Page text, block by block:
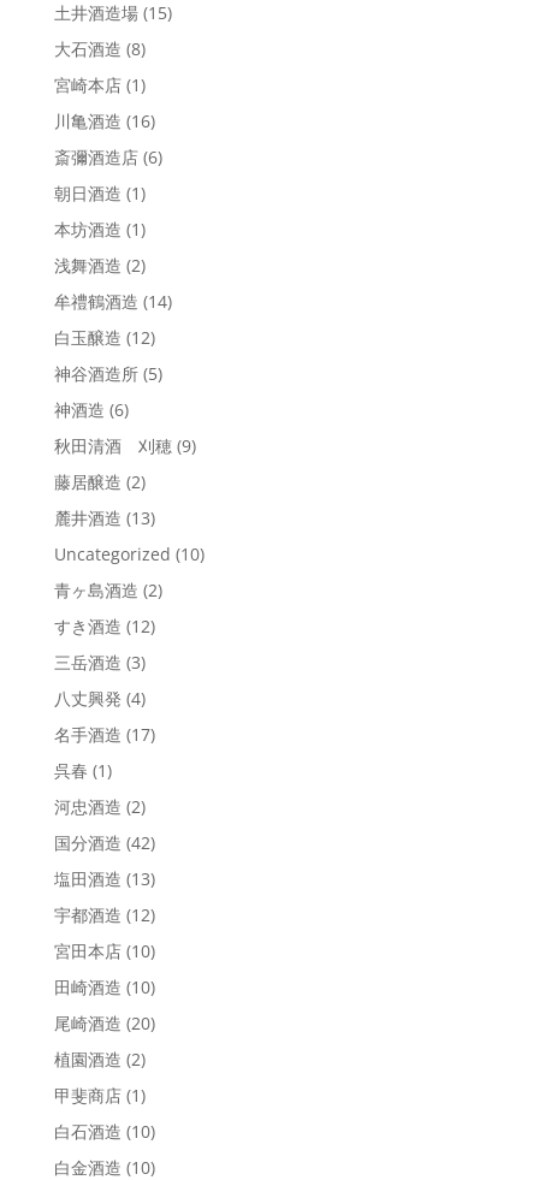
土井酒造場 (15)
大石酒造 (8)
宮崎本店 (1)
川亀酒造 (16)
斎彌酒造店 (6)
朝日酒造 (1)
本坊酒造 (1)
浅舞酒造 (2)
牟禮鶴酒造 (14)
白玉醸造 (12)
神谷酒造所 (5)
神酒造 (6)
秋田清酒 刈穂 (9)
藤居醸造 (2)
麓井酒造 (13)
Uncategorized (10)
青ヶ島酒造 (2)
すき酒造 (12)
三岳酒造 (3)
八丈興発 (4)
名手酒造 (17)
呉春 (1)
河忠酒造 (2)
国分酒造 (42)
塩田酒造 (13)
宇都酒造 (12)
宮田本店 (10)
田崎酒造 (10)
尾崎酒造 (20)
植園酒造 (2)
甲斐商店 (1)
白石酒造 (10)
白金酒造 (10)